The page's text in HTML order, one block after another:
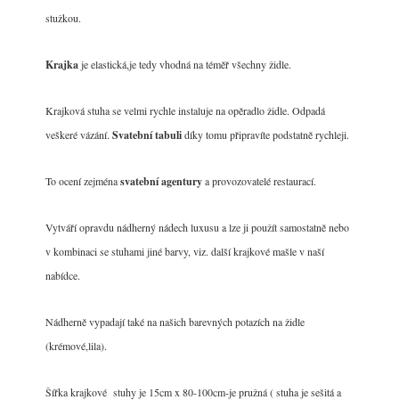
stužkou.
Krajkaje elastická,je tedy vhodná na téměř všechny židle.
Krajková stuha se velmi rychle instaluje na opěradlo židle. Odpadá
veškeré vázání. Svatební tabulidíky tomu připravíte podstatně rychleji.
To ocení zejménasvatební agenturya provozovatelé restaurací.
Vytváří opravdu nádherný nádech luxusu a lze ji použít samostatně nebo
v kombinaci se stuhami jiné barvy, viz. další krajkové mašle v naší
nabídce.
Nádherně vypadají také na našich barevných potazích na židle
(krémové,lila).
Šířka krajkové stuhy je 15cm x 80-100cm-je pružná ( stuha je sešitá a